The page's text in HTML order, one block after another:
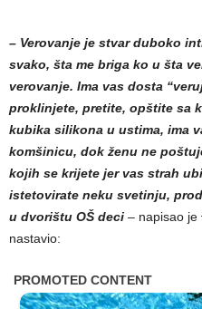
– Verovanje je stvar duboko
svako, šta me briga ko u šta
verovanje. Ima vas dosta
proklinjete, pretite, opštite sa
kubika silikona u ustima, ima
komšinicu, dok ženu ne
kojih se krijete jer vas strah
istetovirate neku svetinju,
u dvorištu OŠ deci – napisao je
nastavio: